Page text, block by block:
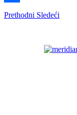
Share
Prethodni Sledeći